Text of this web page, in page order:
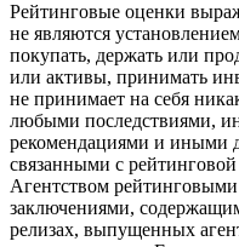
Рейтинговые оценки
не являются
покупать, держать или
или активы, принимать
не принимает на себя
любыми последствиями,
рекомендациями и иными
связанными с
Агентством
заключениями,
релизах, выпущенных